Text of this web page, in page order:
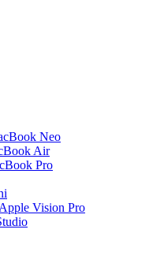
Neo
Air
Pro
Apple Vision Pro